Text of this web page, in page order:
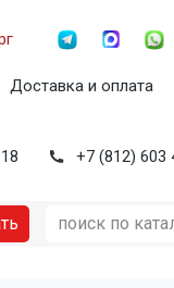
Доставка и оплата
+7 (812) 603